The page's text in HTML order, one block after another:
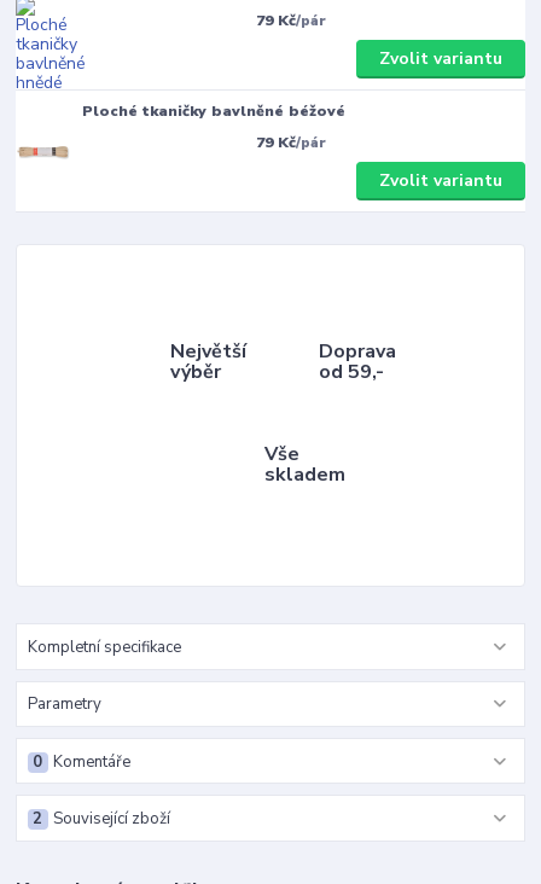
79 Kč/pár
Zvolit variantu
Ploché tkaničky bavlněné béžové
79 Kč/pár
Zvolit variantu
Největší
výběr
Doprava
od 59,-
Vše
skladem
Kompletní specifikace
Parametry
Komentáře
0
Související zboží
2